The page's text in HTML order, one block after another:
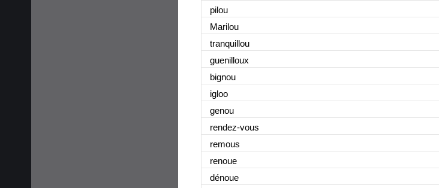
pilou
Marilou
tranquillou
guenilloux
bignou
igloo
genou
rendez-vous
remous
renoue
dénoue